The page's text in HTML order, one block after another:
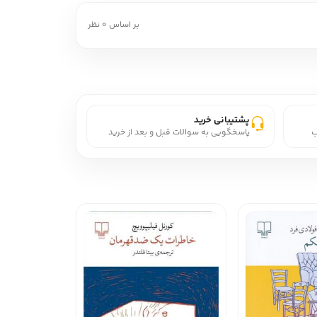
بر اساس 0 نظر
پشتیبانی خرید
پاسخگویی به سوالات قبل و بعد از خرید